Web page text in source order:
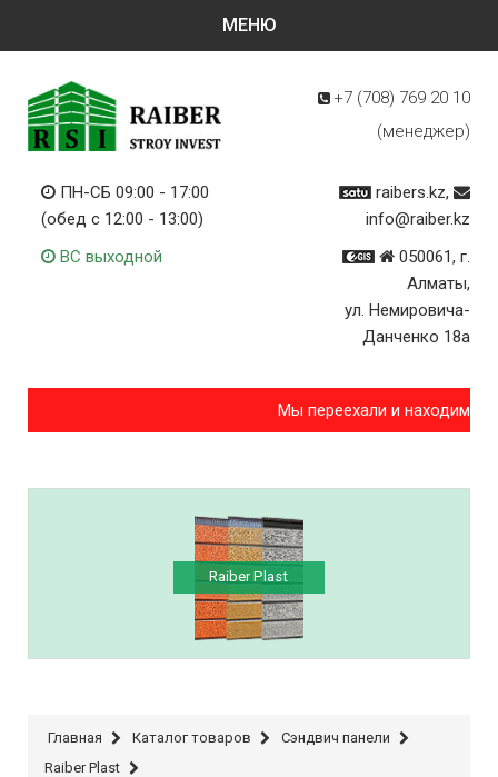
+7 (708) 769 20 10
(менеджер)
ПН-СБ 09:00 - 17:00
(обед с 12:00 - 13:00)
ВС выходной
raibers.kz,
info@raiber.kz
050061, г.
Алматы,
ул. Немировича-
Данченко 18а
Мы переехали и
Raiber Plast
Главная Каталог товаров
Сэндвич панели
Raiber Plast